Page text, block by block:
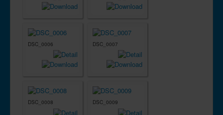
DSC_0006 DSC_0007
DSC_0008 DSC_0009